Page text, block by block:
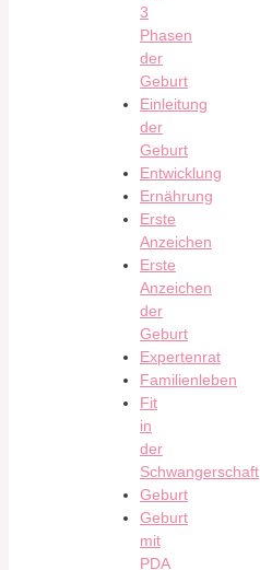
3
Phasen
der
Geburt
Einleitung
der
Geburt
Entwicklung
Ernährung
Erste
Anzeichen
Erste
Anzeichen
der
Geburt
Expertenrat
Familienleben
Fit
in
der
Schwangerschaft
Geburt
Geburt
mit
PDA